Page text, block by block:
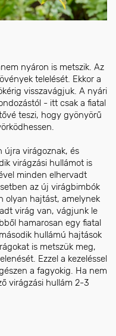
nyáron is metszik. Az
telelését. Ekkor a
visszavágjuk. A nyári
- itt csak a fiatal
teszi, hogy gyönyörű
újra virágoznak, és
virágzási hullámot is
minden elhervadt
az új virágbimbók
olyan hajtást, amelynek
virág van, vágjunk le
hamarosan egy fiatal
hullámú hajtások
is metszük meg,
Ezzel a kezeléssel
a fagyokig. Ha nem
virágzási hullám 2-3